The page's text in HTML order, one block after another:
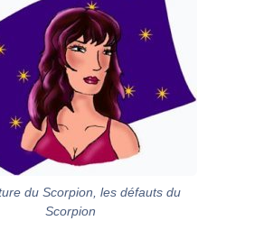
du Scorpion, les défauts du
Scorpion